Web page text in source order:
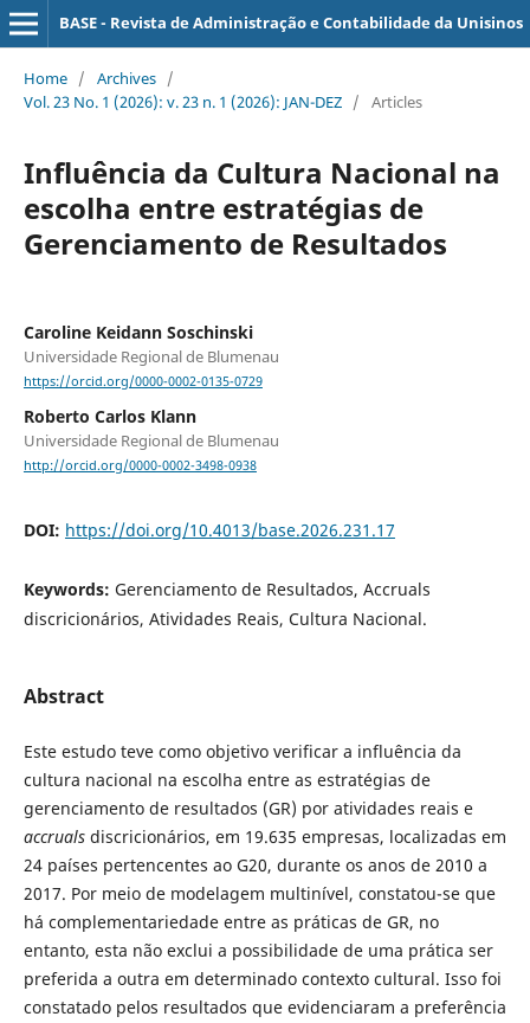
BASE - Revista de Administração e Contabilidade da Unisinos
Home / Archives /
Vol. 23 No. 1 (2026): v. 23 n. 1 (2026): JAN-DEZ / Articles
Influência da Cultura Nacional na
escolha entre estratégias de
Gerenciamento de Resultados
Caroline Keidann Soschinski
Universidade Regional de Blumenau
https://orcid.org/0000-0002-0135-0729
Roberto Carlos Klann
Universidade Regional de Blumenau
http://orcid.org/0000-0002-3498-0938
DOI: https://doi.org/10.4013/base.2026.231.17
Keywords: Gerenciamento de Resultados, Accruals
discricionários, Atividades Reais, Cultura Nacional.
Abstract
Este estudo teve como objetivo verificar a influência da
cultura nacional na escolha entre as estratégias de
gerenciamento de resultados (GR) por atividades reais e
accruals discricionários, em 19.635 empresas, localizadas em
24 países pertencentes ao G20, durante os anos de 2010 a
2017. Por meio de modelagem multinível, constatou-se que
há complementariedade entre as práticas de GR, no
entanto, esta não exclui a possibilidade de uma prática ser
preferida a outra em determinado contexto cultural. Isso foi
constatado pelos resultados que evidenciaram a preferência